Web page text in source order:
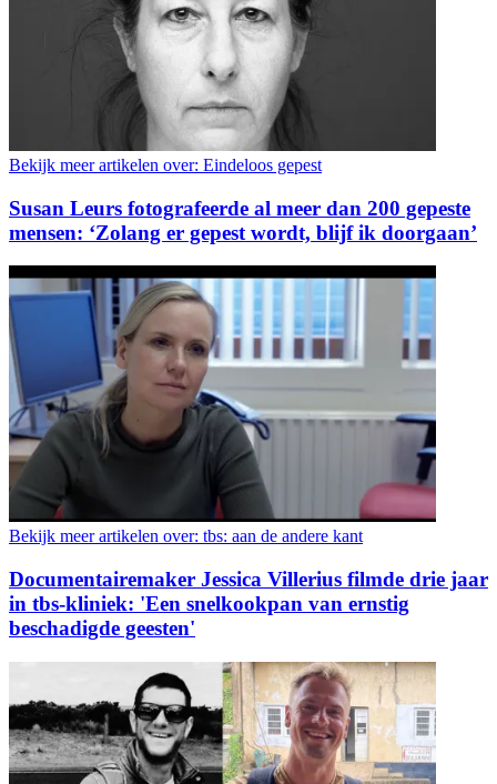
Bekijk meer artikelen over: Eindeloos gepest
Susan Leurs fotografeerde al meer dan 200 gepeste
mensen: ‘Zolang er gepest wordt, blijf ik doorgaan’
Bekijk meer artikelen over: tbs: aan de andere kant
Documentairemaker Jessica Villerius filmde drie jaar
in tbs-kliniek: 'Een snelkookpan van ernstig
beschadigde geesten'